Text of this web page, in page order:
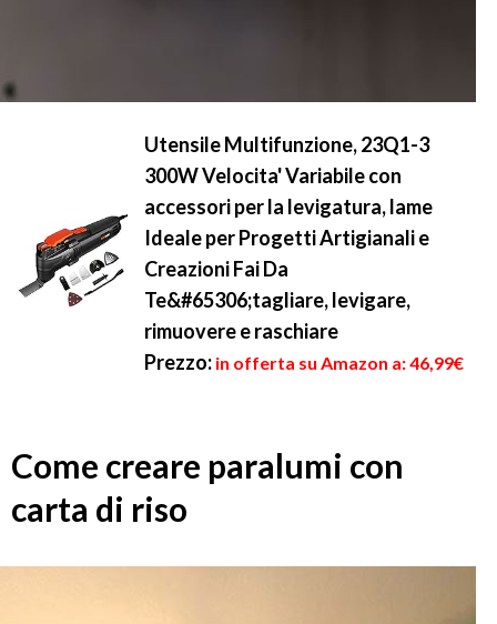
Utensile Multifunzione, 23Q1-3
300W Velocita' Variabile con
accessori per la levigatura, lame
Ideale per Progetti Artigianali e
Creazioni Fai Da
Te&#65306;tagliare, levigare,
rimuovere e raschiare
Prezzo: in offerta su Amazon a: 46,99€
Come creare paralumi con
carta di riso